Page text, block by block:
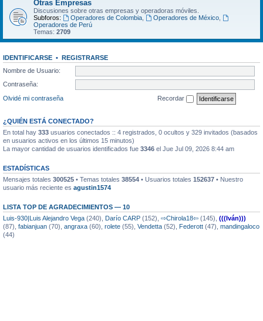
Otras Empresas
Discusiones sobre otras empresas y operadoras móviles.
Subforos:
Operadores de Colombia, Operadores de México,
Operadores de Perú
Temas: 2709
IDENTIFICARSE • REGISTRARSE
Nombre de Usuario:
Contraseña:
Olvidé mi contraseña
Recordar
¿QUIÉN ESTÁ CONECTADO?
En total hay 333 usuarios conectados :: 4 registrados, 0 ocultos y 329 invitados (basados
en usuarios activos en los últimos 15 minutos)
La mayor cantidad de usuarios identificados fue 3346 el Jue Jul 09, 2026 8:44 am
ESTADÍSTICAS
Mensajes totales 300525 • Temas totales 38554 • Usuarios totales 152637 • Nuestro
usuario más reciente es agustin1574
LISTA TOP DE AGRADECIMIENTOS — 10
Luis-930|Luis Alejandro Vega (240), Darío CARP (152), ⇨Chirola18⇦ (145), (((Iván)))
(87), fabianjuan (70), angraxa (60), rolete (55), Vendetta (52), Federott (47), mandingaloco
(44)